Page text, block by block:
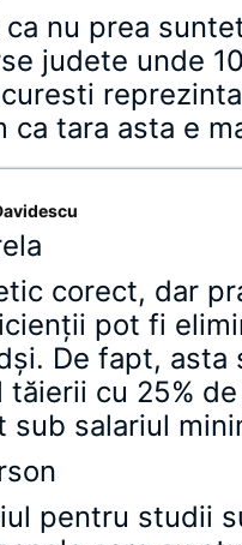
ca nu prea
judete unde
ca tara asta e
corect, dar
pot fi
De fapt, asta
tăierii cu 25%
sub salariul
pentru studii